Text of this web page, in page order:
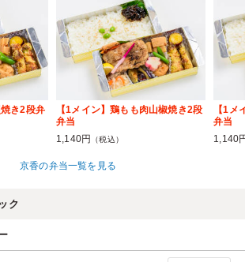
焼き2段弁
【1メイン】鶏もも肉山椒焼き2段
弁当
1,140円
（税込）
【1メ
弁当
1,140
京香の弁当一覧を見る
ク